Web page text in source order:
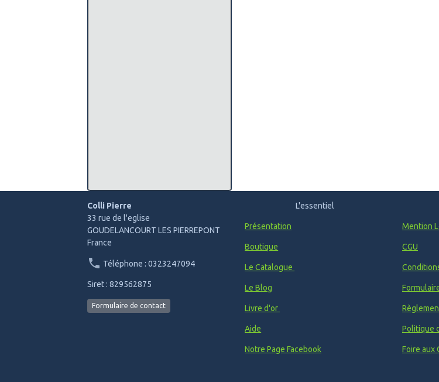
Colli Pierre
33 rue de l'eglise
GOUDELANCOURT LES PIERREPONT
France
Téléphone : 0323247094
Siret : 829562875
Formulaire de contact
L'essentiel
Présentation
Boutique
Le Catalogue
Le Blog
Livre d'or
Aide
Notre Page Facebook
Mention
CGU
Politique
Foire aux